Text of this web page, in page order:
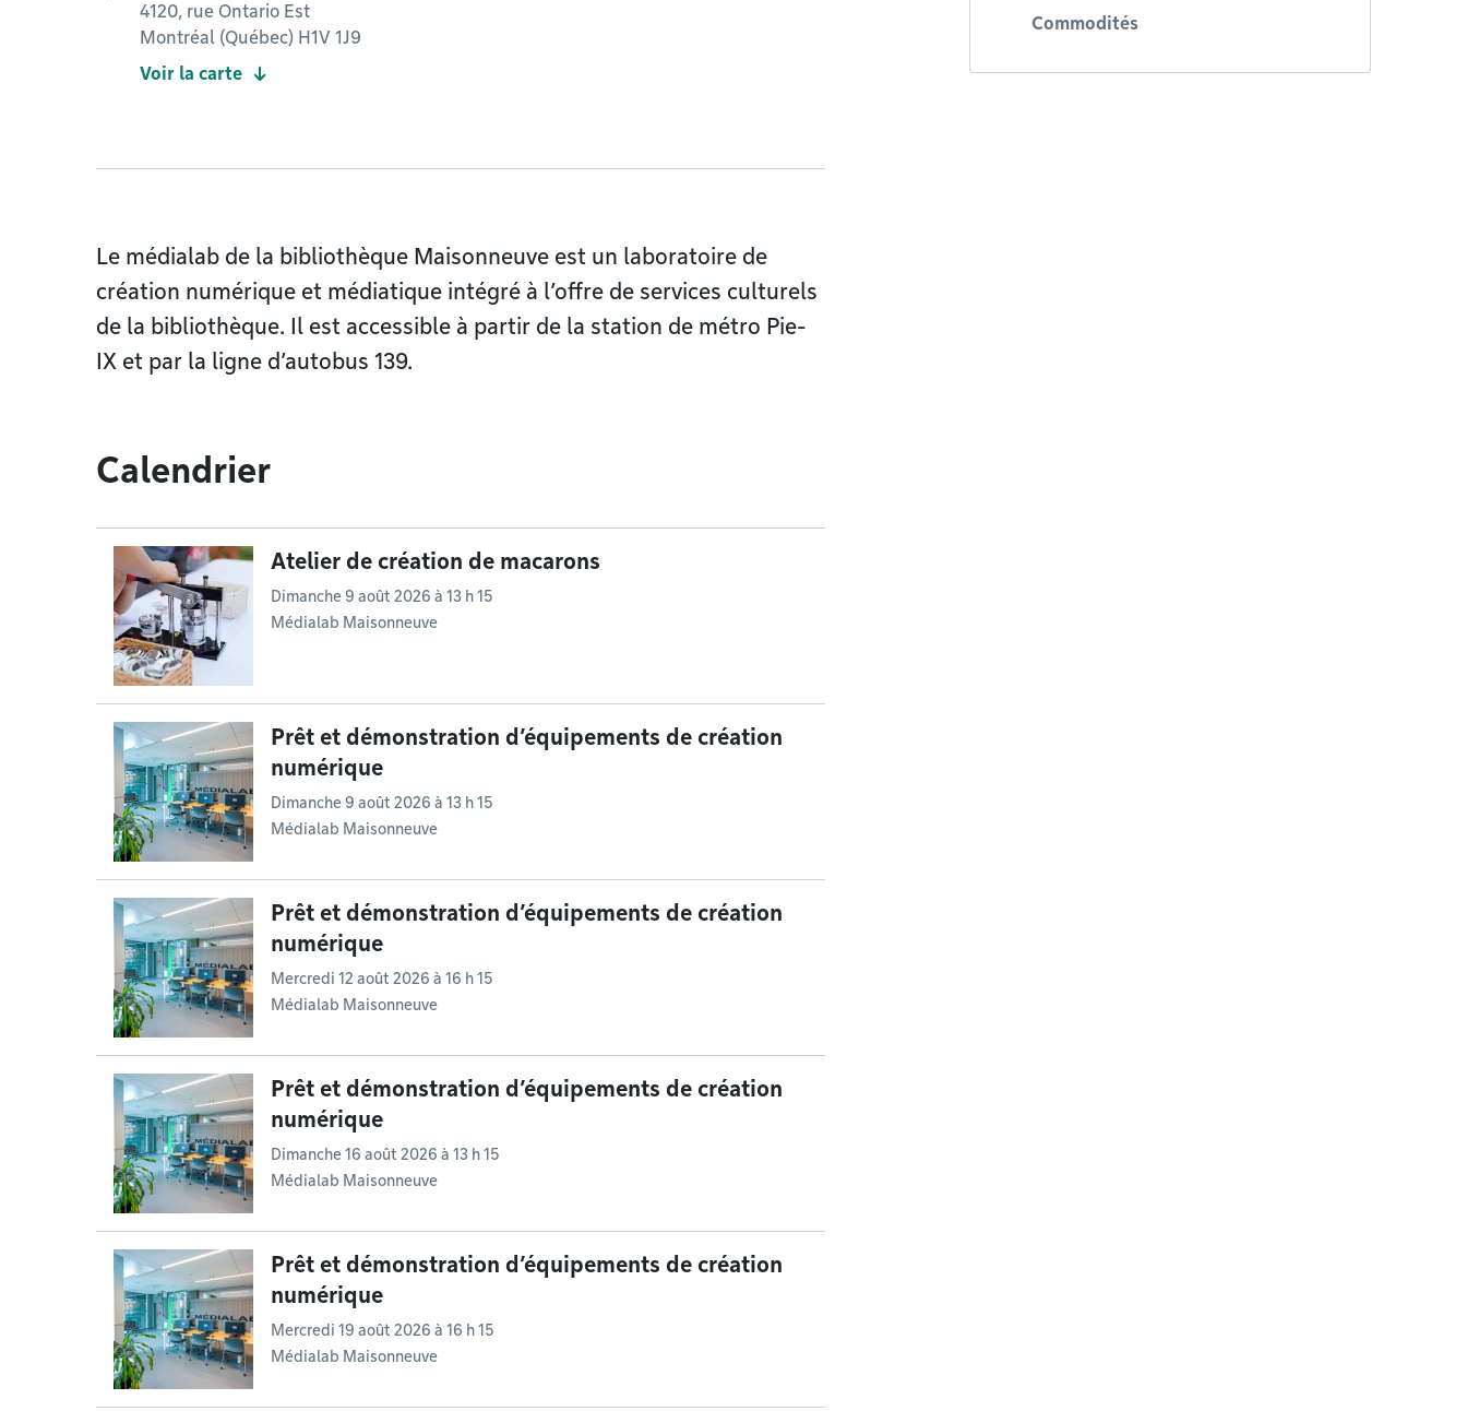
4120, rue Ontario Est
Montréal (Québec) H1V 1J9
Voir la carte
Commodités
Le médialab de la bibliothèque Maisonneuve est un laboratoire de
création numérique et médiatique intégré à l’offre de services culturels
de la bibliothèque. Il est accessible à partir de la station de métro Pie-
IX et par la ligne d’autobus 139.
Calendrier
Atelier de création de macarons
Dimanche 9 août 2026 à 13 h 15
Médialab Maisonneuve
Prêt et démonstration d’équipements de création
numérique
Dimanche 9 août 2026 à 13 h 15
Médialab Maisonneuve
Prêt et démonstration d’équipements de création
numérique
Mercredi 12 août 2026 à 16 h 15
Médialab Maisonneuve
Prêt et démonstration d’équipements de création
numérique
Dimanche 16 août 2026 à 13 h 15
Médialab Maisonneuve
Prêt et démonstration d’équipements de création
numérique
Mercredi 19 août 2026 à 16 h 15
Médialab Maisonneuve